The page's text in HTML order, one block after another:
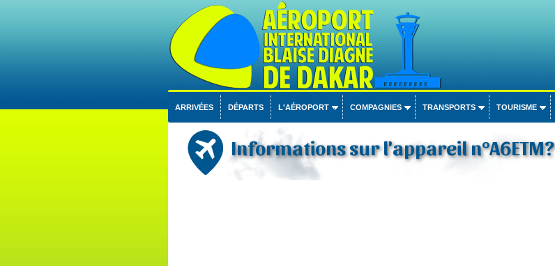
ARRIVÉES DÉPARTS L'AÉROPORT COMPAGNIES TRANSPORTS TOURISME
Informations sur l'appareil n°A6ETM?